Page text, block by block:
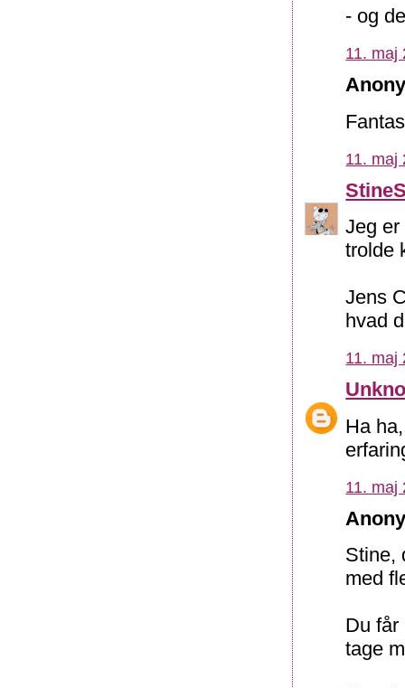
- og
11. maj
11. maj
Jeg er
trolde
Jens
hvad
11. maj
Ha
11. maj
Stine,
med
Du
tage